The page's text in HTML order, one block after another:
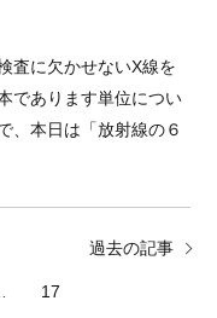
査に欠かせないX線を
であります単位につい
、本日は「放射線の６
17
過去の記事